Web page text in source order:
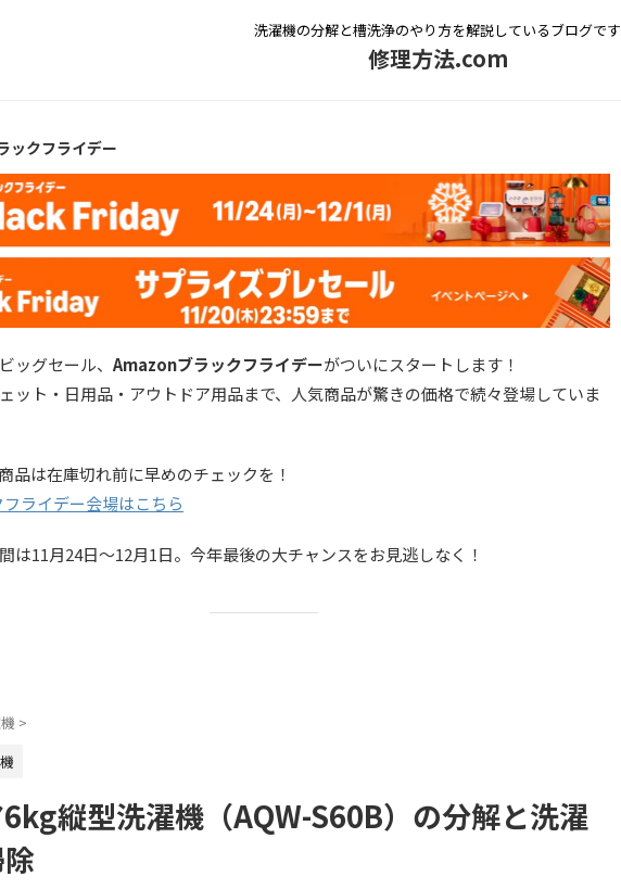
洗濯機の分解と槽洗浄のやり方を解説しているブログです
修理方法.com
ックフライデー
ッグセール、 Amazonブラックフライデーがついにスタートします！
ット・日用品・アウトドア用品まで、人気商品が驚きの価格で続々登場していま
品は在庫切れ前に早めのチェックを！
フライデー会場はこちら
は11月24日〜12月1日。今年最後の大チャンスをお見逃しなく！
>
縦型洗濯機（AQW-S60B）の分解と洗濯